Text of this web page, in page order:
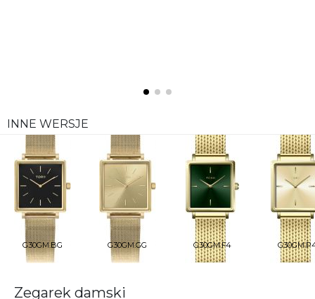
INNE WERSJE
G30GM.BG G30GM.GG G30GM.F4
Zegarek damski